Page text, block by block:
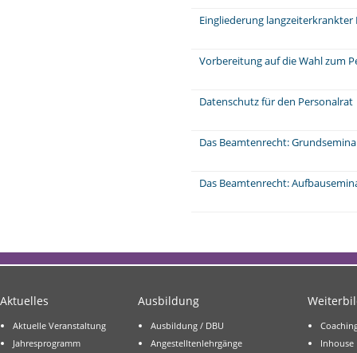
Eingliederung
Vorbereitung auf die Wahl zum
Datenschutz für den Personalrat
Das Beamtenrecht:
Das Beamtenrecht:
Aktuelles
Aktuelle Veranstaltung
Jahresprogramm
Ausbildung
Ausbildung / DBU
Angestelltenlehrgänge
Inhouse